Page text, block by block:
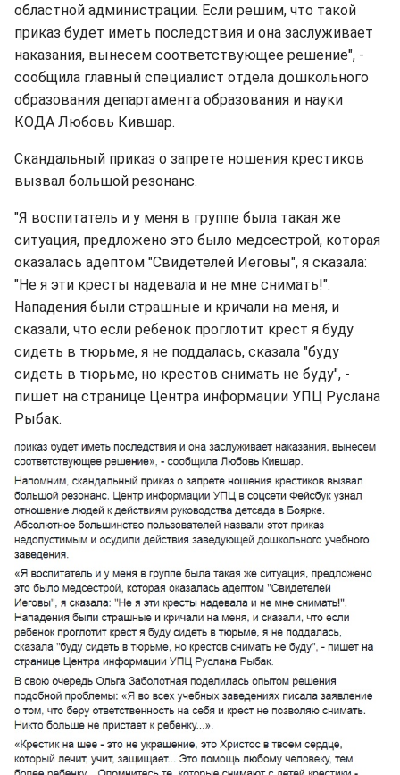
областной администрации. Если решим, что такой
приказ будет иметь последствия и она заслуживает
наказания, вынесем соответствующее решение", -
сообщила главный специалист отдела дошкольного
образования департамента образования и науки
КОДА Любовь Кившар.
Скандальный приказ о запрете ношения крестиков
вызвал большой резонанс.
"Я воспитатель и у меня в группе была такая же
ситуация, предложено это было медсестрой, которая
оказалась адептом "Свидетелей Иеговы", я сказала:
"Не я эти кресты надевала и не мне снимать!".
Нападения были страшные и кричали на меня, и
сказали, что если ребенок проглотит крест я буду
сидеть в тюрьме, я не поддалась, сказала "буду
сидеть в тюрьме, но крестов снимать не буду", -
пишет на странице Центра информации УПЦ Руслана
Рыбак.